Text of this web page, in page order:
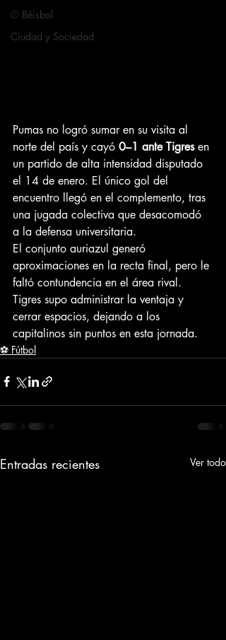
⚾ Béisbol
Ciudad y Sociedad
Pumas no logró sumar en su visita al
norte del país y cayó 0–1 ante Tigres en
un partido de alta intensidad disputado
el 14 de enero. El único gol del
encuentro llegó en el complemento, tras
una jugada colectiva que desacomodó
a la defensa universitaria.
El conjunto auriazul generó
aproximaciones en la recta final, pero le
faltó contundencia en el área rival.
Tigres supo administrar la ventaja y
cerrar espacios, dejando a los
capitalinos sin puntos en esta jornada.
⚽ Fútbol
Entradas recientes Ver todo